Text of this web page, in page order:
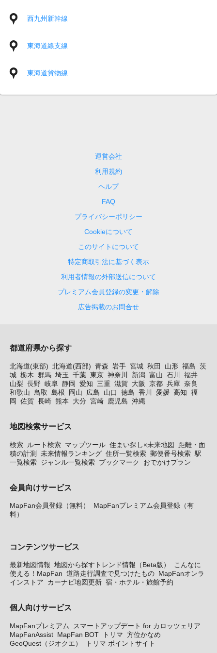
西九州新幹線
東海道線支線
東海道貨物線
運営会社
利用規約
ヘルプ
FAQ
プライバシーポリシー
Cookieについて
このサイトについて
特定商取引法に基づく表示
利用者情報の外部送信について
プレミアム会員登録の変更・解除
広告掲載のお問合せ
都道府県から探す
北海道(東部) 北海道(西部) 青森 岩手 宮城 秋田 山形 福島 茨
城 栃木 群馬 埼玉 千葉 東京 神奈川 新潟 富山 石川
福井
山梨 長野 岐阜 静岡 愛知 三重 滋賀 大阪 京都 兵庫 奈良
和歌山
鳥取 島根 岡山 広島 山口 徳島 香川 愛媛 高知 福
岡
佐賀 長崎 熊本 大分 宮崎 鹿児島 沖縄
地図検索サービス
検索 ルート検索 マップツール 住まい探し×未来地図
距離・面
積の計測 未来情報ランキング 住所一覧検索 郵便番号検索 駅
一覧検索 ジャンル一覧検索 ブックマーク おでかけプラン
会員向けサービス
MapFan会員登録（無料）
MapFanプレミアム会員登録（有
料）
コンテンツサービス
最新地図情報 地図から探すトレンド情報（Beta版）
こんなに
使える！MapFan 道路走行調査で見つけたもの MapFanオンラ
インストア
カーナビ地図更新 宿・ホテル・旅館予約
個人向けサービス
MapFanプレミアム
スマートアップデート for カロッツェリア
MapFanAssist MapFan BOT トリマ 方位かなめ
GeoQuest（ジオクエ）
トリマ ポイントサイト